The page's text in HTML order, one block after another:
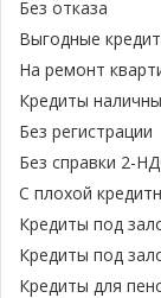
Без отказа
Выгодные
На ремонт
Кредиты
Без регистрации
Без справки 2-
С плохой
Кредиты под
Кредиты под
Кредиты для